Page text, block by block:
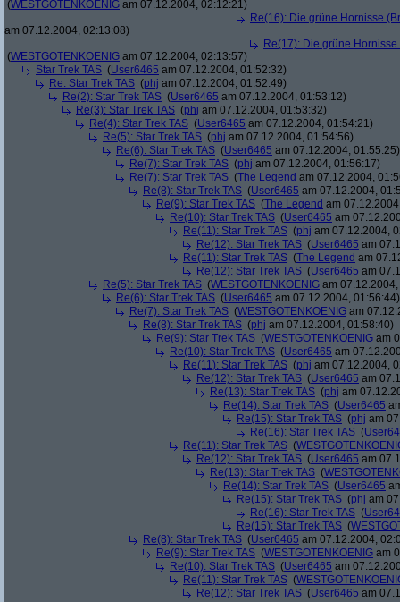
(WESTGOTENKOENIG am 07.12.2004, 02:12:21)
Re(16): Die grüne Hornisse
am 07.12.2004, 02:13:08)
Re(17): Die grüne
(WESTGOTENKOENIG am 07.12.2004, 02:13:57)
Star Trek TAS (User6465 am 07.12.2004, 01:52:32)
Re: Star Trek TAS (phj am 07.12.2004, 01:52:49)
Re(2): Star Trek TAS (User6465 am 07.12.2004, 01:53:12)
Re(3): Star Trek TAS (phj am 07.12.2004, 01:53:32)
Re(4): Star Trek TAS (User6465 am 07.12.2004, 01:54:21)
Re(5): Star Trek TAS (phj am 07.12.2004, 01:54:56)
Re(6): Star Trek TAS (User6465 am 07.12.2004, 01:55:25)
Re(7): Star Trek TAS (phj am 07.12.2004, 01:56:17)
Re(7): Star Trek TAS (The Legend am 07.12.2004,
Re(8): Star Trek TAS (User6465 am 07.12.2004,
Re(9): Star Trek TAS (The Legend am
Re(10): Star Trek TAS (User6465 am
Re(11): Star Trek TAS (phj am 07.12.2004,
Re(12): Star Trek TAS (User6465 am
Re(11): Star Trek TAS (The Legend am
Re(12): Star Trek TAS (User6465 am
Re(5): Star Trek TAS (WESTGOTENKOENIG am
Re(6): Star Trek TAS (User6465 am 07.12.2004, 01:56:44)
Re(7): Star Trek TAS (WESTGOTENKOENIG am
Re(8): Star Trek TAS (phj am 07.12.2004, 01:58:40)
Re(9): Star Trek TAS (WESTGOTENKOENIG am
Re(10): Star Trek TAS (User6465 am
Re(11): Star Trek TAS (phj am 07.12.2004,
Re(12): Star Trek TAS (User6465 am
Re(13): Star Trek TAS (phj am
Re(14): Star Trek TAS (User6465
Re(15): Star Trek TAS (phj am
Re(16): Star Trek TAS (
Re(11): Star Trek TAS (
Re(12): Star Trek TAS (User6465 am
Re(13): Star Trek TAS (
Re(14): Star Trek TAS (User6465
Re(15): Star Trek TAS (phj am
Re(16): Star Trek TAS (
Re(15): Star Trek TAS (
Re(8): Star Trek TAS (User6465 am 07.12.2004,
Re(9): Star Trek TAS (WESTGOTENKOENIG am
Re(10): Star Trek TAS (User6465 am
Re(11): Star Trek TAS (
Re(12): Star Trek TAS (User6465 am